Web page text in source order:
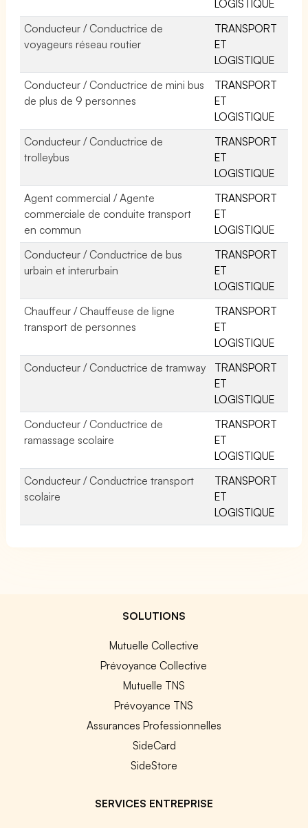
LOGISTIQUE
Conducteur / Conductrice de
voyageurs réseau routier
TRANSPORT
ET
LOGISTIQUE
Conducteur / Conductrice de mini bus
de plus de 9 personnes
TRANSPORT
ET
LOGISTIQUE
Conducteur / Conductrice de
trolleybus
TRANSPORT
ET
LOGISTIQUE
Agent commercial / Agente
commerciale de conduite transport
en commun
TRANSPORT
ET
LOGISTIQUE
Conducteur / Conductrice de bus
urbain et interurbain
TRANSPORT
ET
LOGISTIQUE
Chauffeur / Chauffeuse de ligne
transport de personnes
TRANSPORT
ET
LOGISTIQUE
Conducteur / Conductrice de tramway
TRANSPORT
ET
LOGISTIQUE
Conducteur / Conductrice de
ramassage scolaire
TRANSPORT
ET
LOGISTIQUE
Conducteur / Conductrice transport
scolaire
TRANSPORT
ET
LOGISTIQUE
SOLUTIONS
Mutuelle Collective
Prévoyance Collective
Mutuelle TNS
Prévoyance TNS
Assurances Professionnelles
SideCard
SideStore
SERVICES ENTREPRISE